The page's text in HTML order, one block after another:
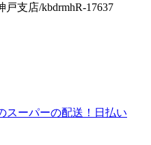
支店/kbdrmhR-17637
スーパーの配送！日払い